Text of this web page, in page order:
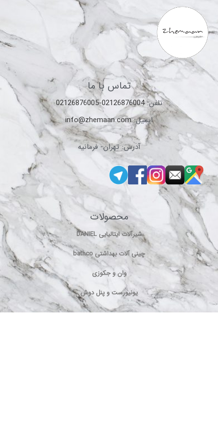
تماس با ما
تلفن:02126876004-02126876005
ایمیل:info@zhemaan.com
آدرس: تهران- فرمانیه
محصولات
شیرآلات ایتالیایی DANIEL
چینی آلات بهداشتی bathco
وان و جکوزی
یونیورست و پنل دوش